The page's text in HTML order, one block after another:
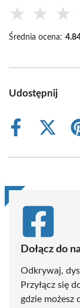
★ ★ ★
Średnia ocena:
Udostępnij
Share
Share
Dołącz do
Odkrywaj,
Przyłącz się
gdzie możesz